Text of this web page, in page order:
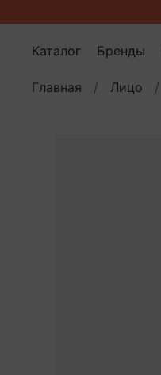
Каталог Бренды
Главная Лицо